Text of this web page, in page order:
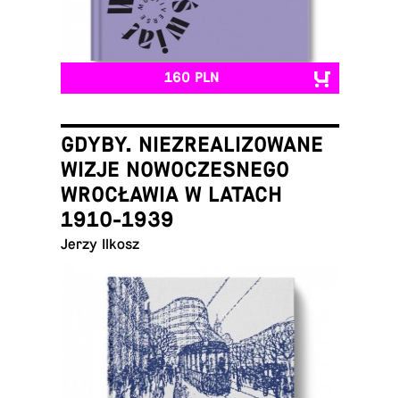
160 PLN
GDYBY. NIEZREALIZOWANE
WIZJE NOWOCZESNEGO
WROCŁAWIA W LATACH
1910-1939
Jerzy Ilkosz